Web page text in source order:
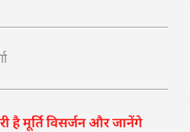
मूर्ति विसर्जन और जानेंगे